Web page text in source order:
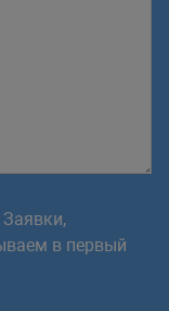
в первый